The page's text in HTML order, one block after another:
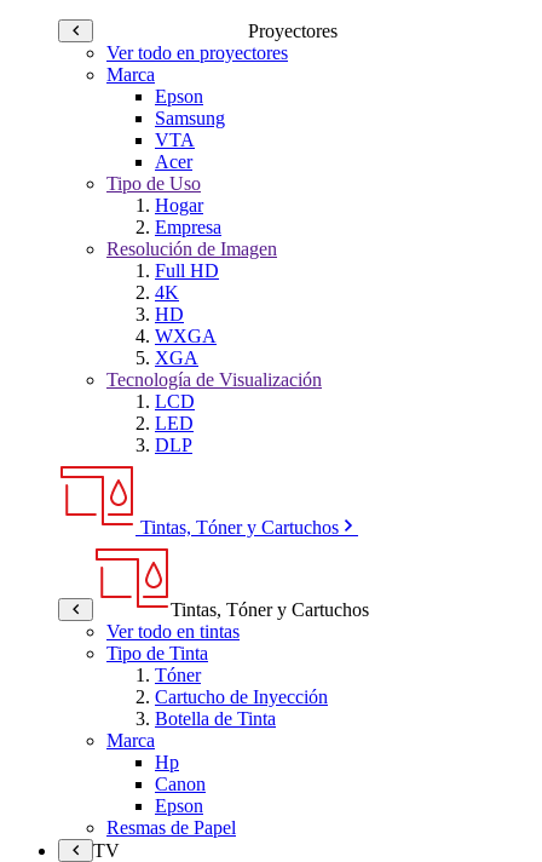
Proyectores
Ver todo en proyectores
Marca
Epson
Samsung
VTA
Acer
Tipo de Uso
Hogar
Empresa
Resolución de Imagen
Full HD
4K
HD
WXGA
XGA
Tecnología de Visualización
LCD
LED
DLP
Tintas, Tóner y Cartuchos
Tintas, Tóner y Cartuchos
Ver todo en tintas
Tipo de Tinta
Tóner
Cartucho de Inyección
Botella de Tinta
Marca
Hp
Canon
Epson
Resmas de Papel
TV